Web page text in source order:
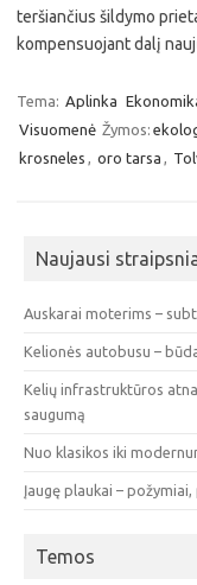
teršiančius šildymo
kompensuojant dalį
Tema: Aplinka
Visuomenė Žymos:
krosneles , oro tarsa ,
Naujausi
Auskarai moterims –
Kelionės autobusu –
Kelių infrastruktūros
saugumą
Nuo klasikos iki
Įaugę plaukai –
Temos